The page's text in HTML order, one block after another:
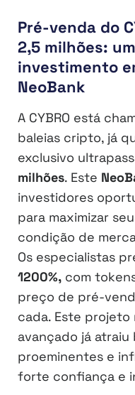
Pré-venda do
2,5 milhões:
investimento
NeoBank
A CYBRO está
baleias cripto, já
exclusivo
milhões. Este
investidores
para maximizar
condição de
Os especialistas
1200%, com
preço de pré-
cada. Este
avançado já
proeminentes e
forte confiança e